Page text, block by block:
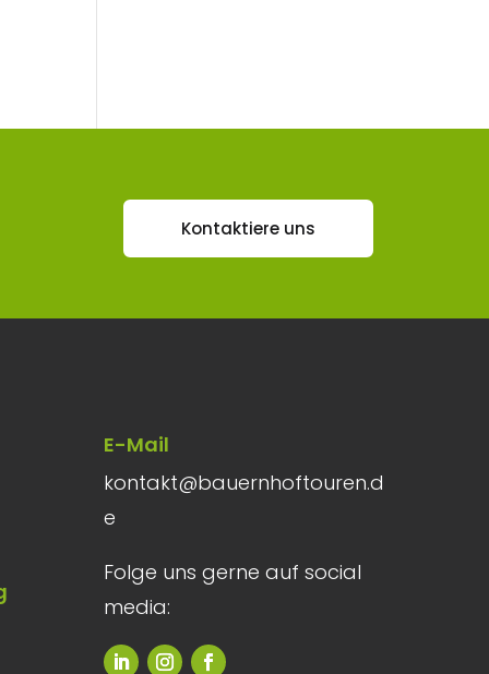
Kontaktiere uns
E-Mail
kontakt@bauernhoftouren.d
e
Folge uns gerne auf social
media: